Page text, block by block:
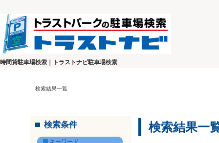
時間貸駐車場検索｜トラストナビ駐車場検索
検索結果一覧
検索条件
キーワード
検索結果一